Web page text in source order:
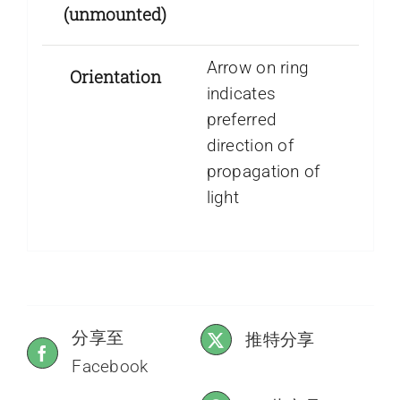
(unmounted)
Orientation
Arrow on ring
indicates
preferred
direction of
propagation of
light
分享至
Facebook
推特分享